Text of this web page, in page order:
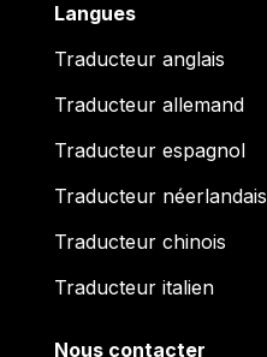
Langues
Traducteur anglais
Traducteur allemand
Traducteur espagnol
Traducteur néerlandais
Traducteur chinois
Traducteur italien
Nous contacter